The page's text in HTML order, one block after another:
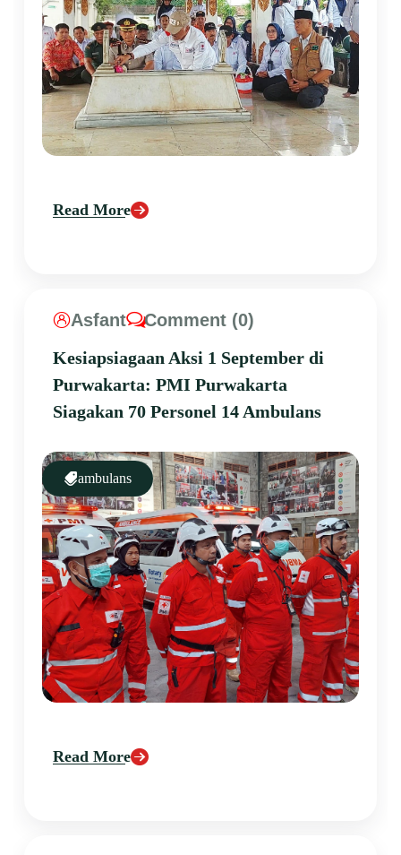
Read More
Asfant
Comment (0)
Kesiapsiagaan Aksi 1 September di
Purwakarta: PMI Purwakarta
Siagakan 70 Personel 14 Ambulans
ambulans
Read More